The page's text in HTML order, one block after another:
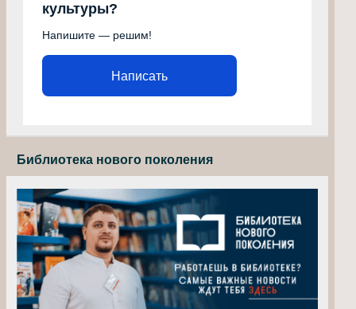
культуры?
Напишите — решим!
Написать
Библиотека нового поколения